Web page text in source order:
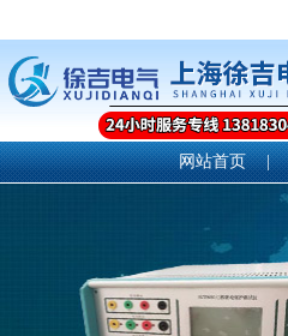
网站首页 |